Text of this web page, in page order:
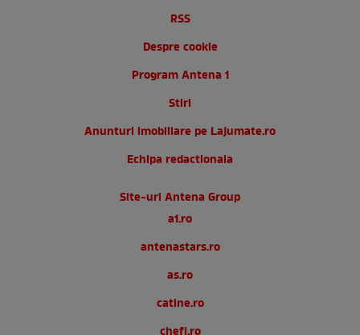
RSS
Despre cookie
Program Antena 1
Stiri
Anunturi imobiliare pe Lajumate.ro
Echipa redactionala
Site-uri Antena Group
a1.ro
antenastars.ro
as.ro
catine.ro